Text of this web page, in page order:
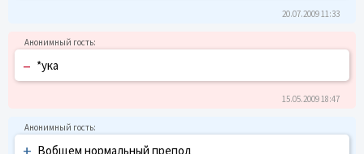
20.07.2009 11:33
– *ука
15.05.2009 18:47
Вобщем нормальный препод